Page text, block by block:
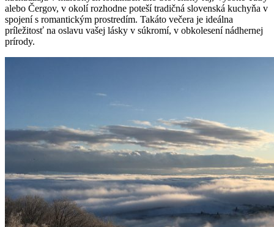
alebo Čergov, v okolí rozhodne poteší tradičná slovenská kuchyňa v
spojení s romantickým prostredím. Takáto večera je ideálna
príležitosť na oslavu vašej lásky v súkromí, v obkolesení nádhernej
prírody.